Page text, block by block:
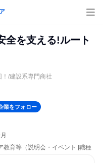
全を支える!ルート
！/建設系専門商社
業をフォロー
教育等（説明会・イベント [職種